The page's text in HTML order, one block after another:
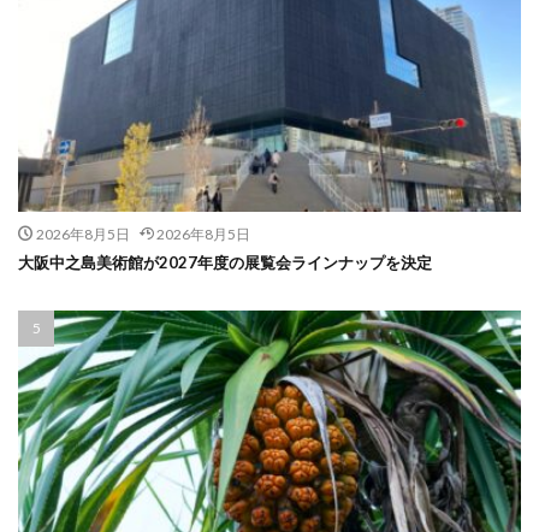
2026年8月5日 2026年8月5日
大阪中之島美術館が2027年度の展覧会ラインナップを決定